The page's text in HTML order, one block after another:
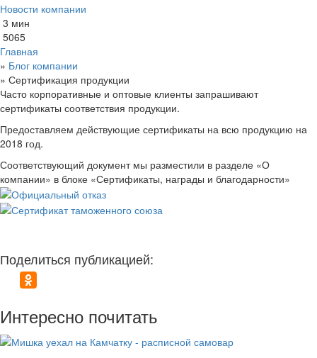
Новости компании
3 мин
5065
Главная
» Блог компании
» Сертификация продукции
Часто корпоративные и оптовые клиенты запрашивают
сертификаты соответствия продукции.
Предоставляем действующие сертификаты на всю продукцию на
2018 год.
Соответствующий документ мы разместили в разделе «О
компании» в блоке «Сертификаты, награды и благодарности»
Поделиться публикацией:
Интересно почитать